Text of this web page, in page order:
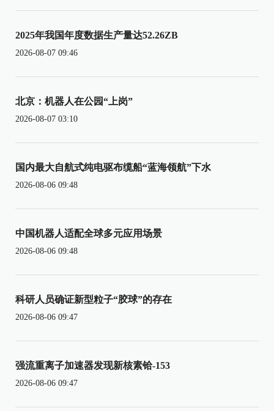
2025年我国年度数据生产量达52.26ZB
2026-08-07 09:46
北京：机器人在公园“上岗”
2026-08-07 03:10
国内最大自航式纯电驱布缆船“蓝海领航”下水
2026-08-06 09:48
中国机器人适配全球多元应用场景
2026-08-06 09:48
科研人员确证新型粒子“胶球”的存在
2026-08-06 09:47
强流重离子加速器发现新核素铪-153
2026-08-06 09:47